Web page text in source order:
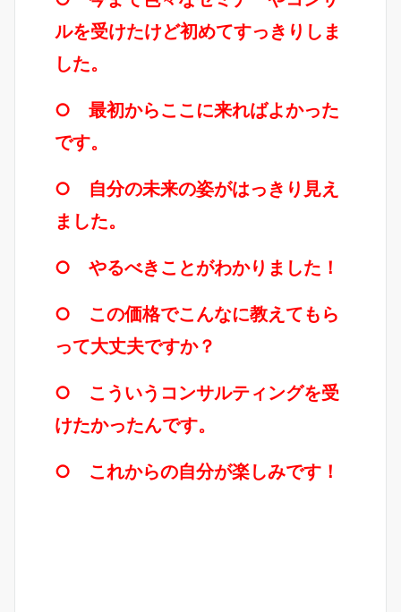
ルを受けたけど初めてすっきりしま
した。
○ 最初からここに来ればよかった
です。
○ 自分の未来の姿がはっきり見え
ました。
○ やるべきことがわかりました！
○ この価格でこんなに教えてもら
って大丈夫ですか？
○ こういうコンサルティングを受
けたかったんです。
○ これからの自分が楽しみです！